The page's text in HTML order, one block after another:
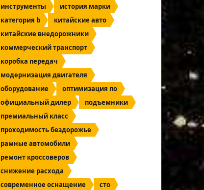
инструменты
история марки
категория b
китайские авто
китайские внедорожники
коммерческий транспорт
коробка передач
модернизация двигателя
оборудование
оптимизация по
официальный дилер
подъемники
премиальный класс
проходимость бездорожье
рамные автомобили
ремонт кроссоверов
снижение расхода
современное оснащение
сто